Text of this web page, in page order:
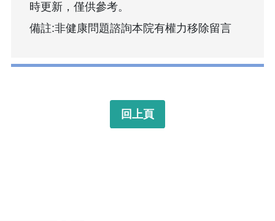
時更新，僅供參考。
備註:非健康問題諮詢本院有權力移除留言
回上頁